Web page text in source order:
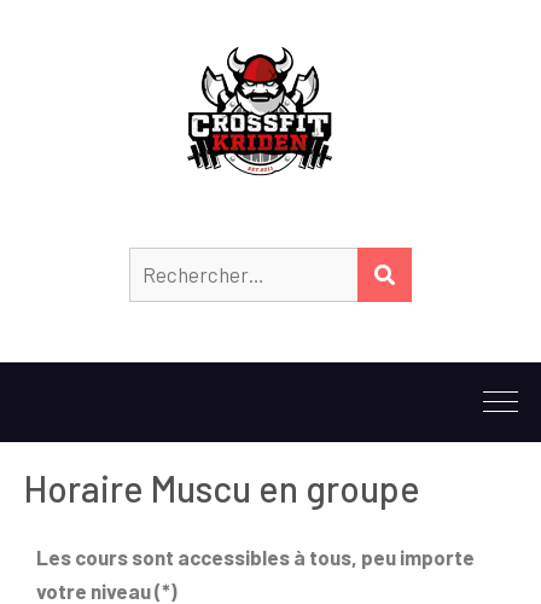
Horaire Muscu en groupe
Les cours sont accessibles à tous, peu importe
votre niveau (*)